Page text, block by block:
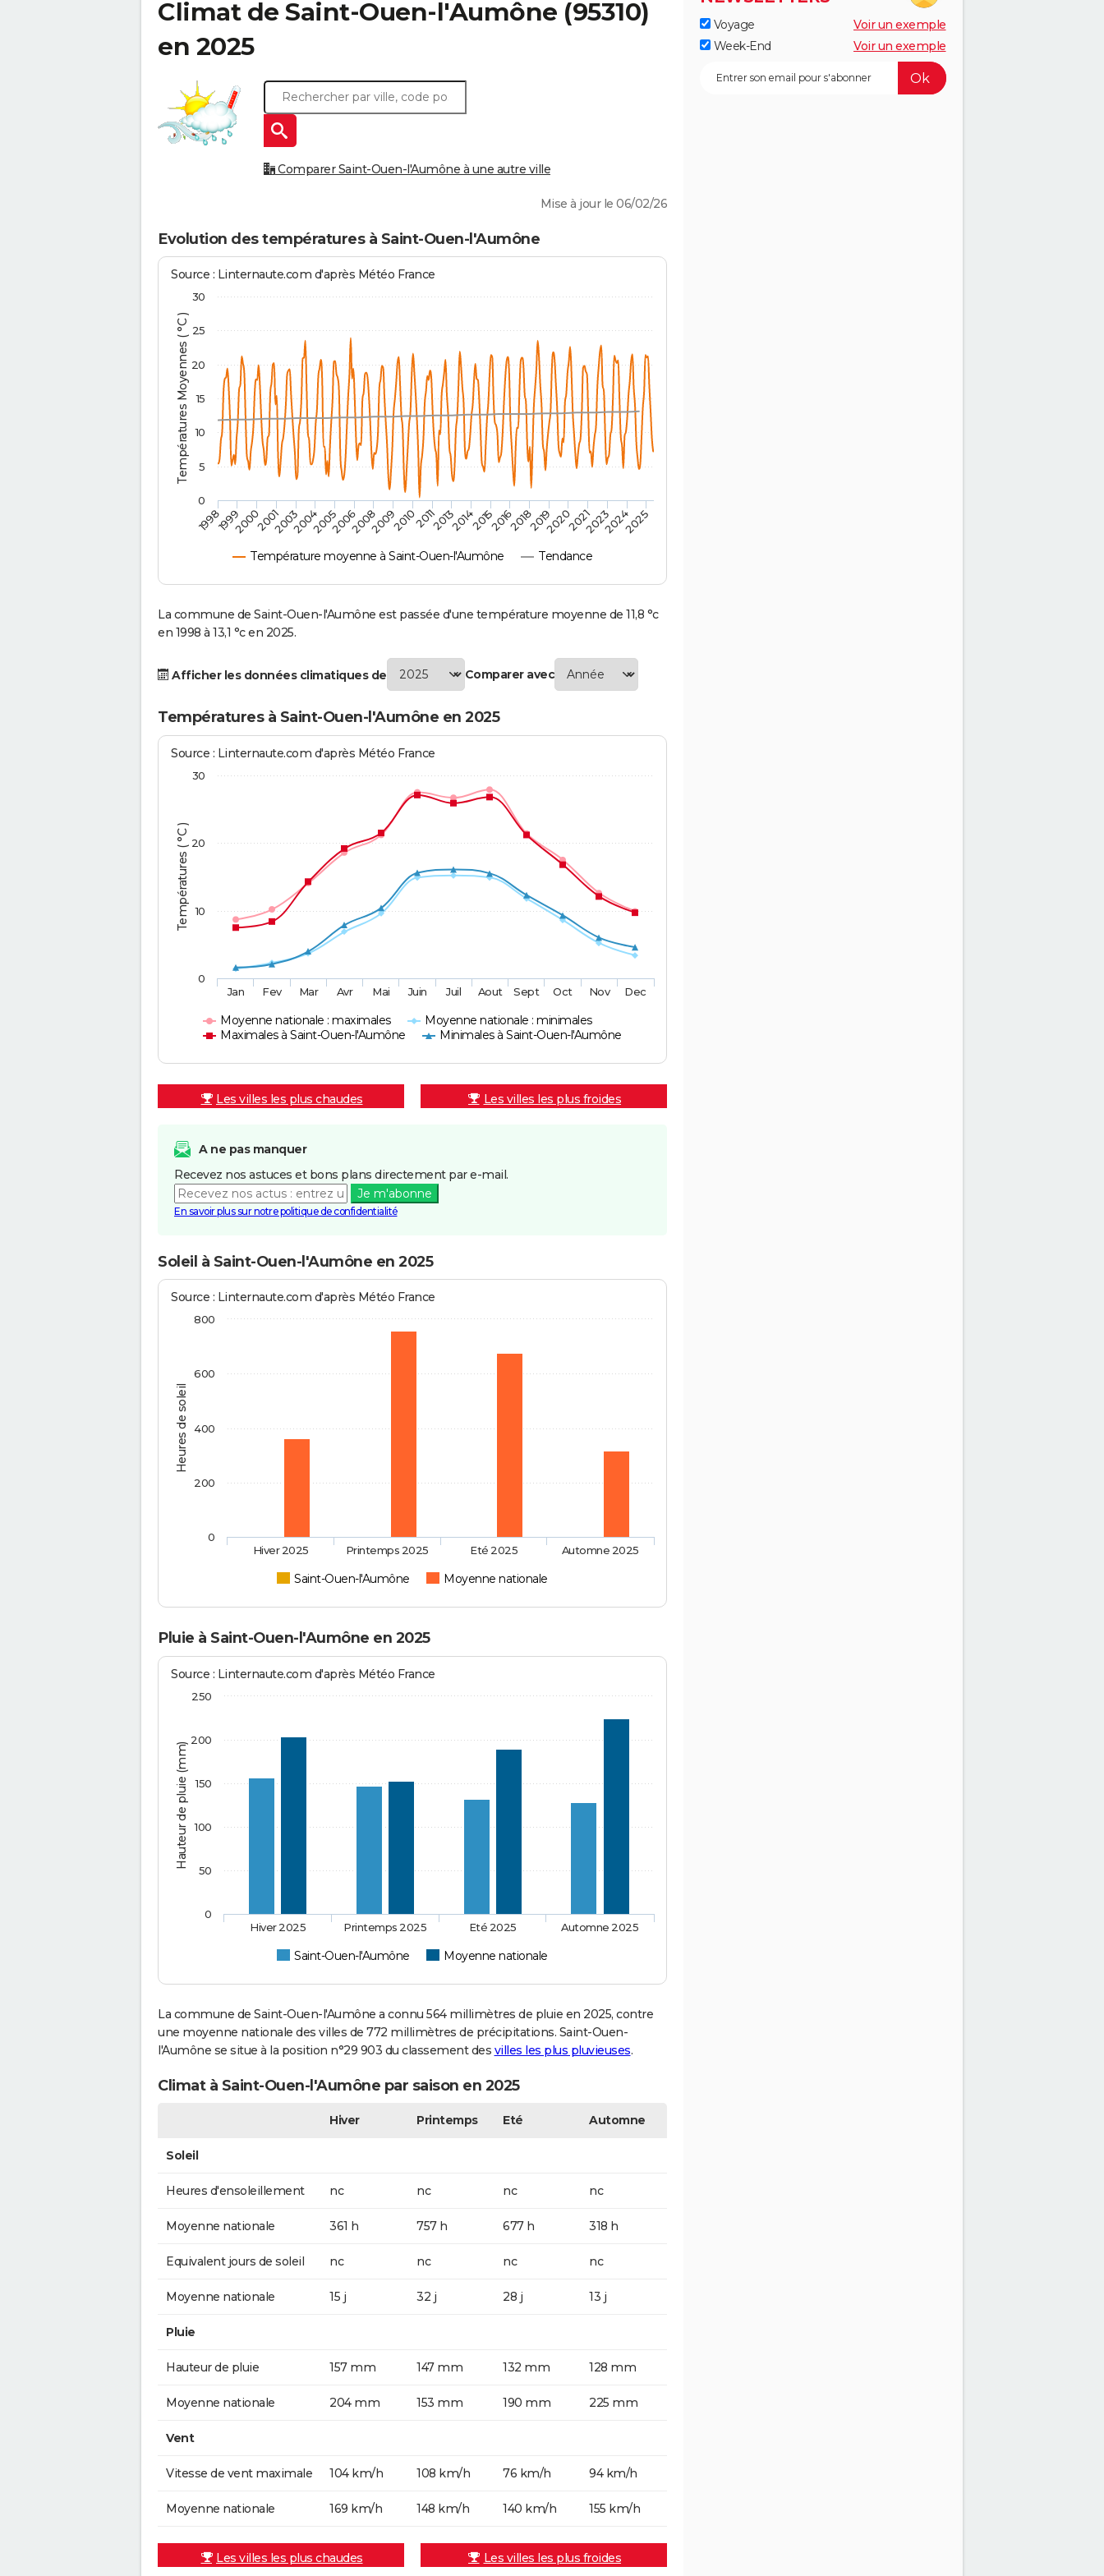
Climat de Saint-Ouen-l'Aumône (95310)
en 2025
Comparer Saint-Ouen-l'Aumône à une autre ville
Mise à jour le 06/02/26
Evolution des températures à Saint-Ouen-l'Aumône
Températures Moyennes ( °C )
Source : Linternaute.com d'après Météo France
Température moyenne à Saint-Ouen-l'Aumône Tendance
1998 2014
199920002001200320042005200620082009201020112013 201520162018201920202021202320242025
0
5
10
15
20
25
30
La commune de Saint-Ouen-l'Aumône est passée d'une température moyenne de 11,8 °c
en 1998 à 13,1 °c en 2025.
Afficher les données climatiques de Comparer avec
Températures à Saint-Ouen-l'Aumône en 2025
Températures ( °C )
Source : Linternaute.com d'après Météo France
Moyenne nationale : maximales
Moyenne nationale : minimales
Maximales à Saint-Ouen-l'Aumône
Minimales à Saint-Ouen-l'Aumône
Jan Fev Mar Avr Mai Juin Juil Aout Sept Oct Nov Dec
0
10
20
30
Les villes les plus chaudes Les villes les plus froides
A ne pas manquer
Recevez nos astuces et bons plans directement par e-mail.
Je m'abonne
En savoir plus sur notre politique de confidentialité
Soleil à Saint-Ouen-l'Aumône en 2025
Heures de soleil
Source : Linternaute.com d'après Météo France
Saint-Ouen-l'Aumône Moyenne nationale
Hiver 2025 Printemps 2025 Eté 2025 Automne 2025
0
200
400
600
800
Pluie à Saint-Ouen-l'Aumône en 2025
Hauteur de pluie (mm)
Source : Linternaute.com d'après Météo France
Saint-Ouen-l'Aumône Moyenne nationale
Hiver 2025 Printemps 2025 Eté 2025 Automne 2025
0
50
100
150
200
250
La commune de Saint-Ouen-l'Aumône a connu 564 millimètres de pluie en 2025, contre
une moyenne nationale des villes de 772 millimètres de précipitations. Saint-Ouen-
l'Aumône se situe à la position n°29 903 du classement des villes les plus pluvieuses.
Climat à Saint-Ouen-l'Aumône par saison en 2025
Hiver Printemps Eté Automne
Soleil
Heures d'ensoleillement nc nc nc nc
Moyenne nationale 361 h 757 h 677 h 318 h
Equivalent jours de soleil nc nc nc nc
Moyenne nationale 15 j 32 j 28 j 13 j
Pluie
Hauteur de pluie 157 mm 147 mm 132 mm 128 mm
Moyenne nationale 204 mm 153 mm 190 mm 225 mm
Vent
Vitesse de vent maximale 104 km/h 108 km/h 76 km/h 94 km/h
Moyenne nationale 169 km/h 148 km/h 140 km/h 155 km/h
Les villes les plus chaudes Les villes les plus froides
Voyage
Voir un exemple
Week-End
Voir un exemple